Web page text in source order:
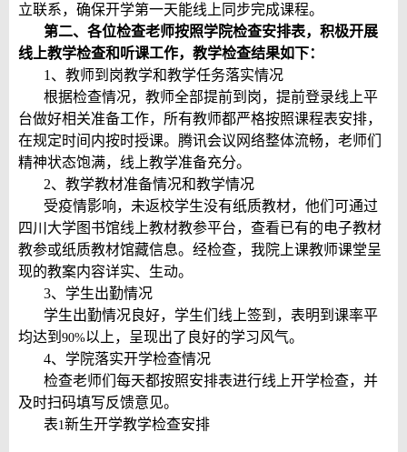
立联系，确保开学第一天能线上同步完成课程。
第二、各位检查老师按照学院检查安排表，积极开展
线上教学检查和听课工作，教学检查结果如下：
1 、教师到岗教学和教学任务落实情况
根据检查情况，教师全部提前到岗，提前登录线上平
台做好相关准备工作，所有教师都严格按照课程表安排，
在规定时间内按时授课。腾讯会议网络整体流畅，老师们
精神状态饱满，线上教学准备充分。
2、教学教材准备情况和教学情况
受疫情影响，未返校学生没有纸质教材，他们可通过
四川大学图书馆线上教材教参平台，查看已有的电子教材
教参或纸质教材馆藏信息。经检查，我院上课教师课堂呈
现的教案内容详实、生动。
3、学生出勤情况
学生出勤情况良好，学生们线上签到，表明到课率平
均达到 90%以上，呈现出了良好的学习风气。
4、学院落实开学检查情况
检查老师们每天都按照安排表进行线上开学检查，并
及时扫码填写反馈意见。
表1新生开学教学检查安排